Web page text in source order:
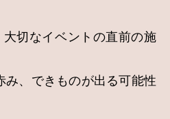
切なイベントの直前の施
み、できものが出る可能性